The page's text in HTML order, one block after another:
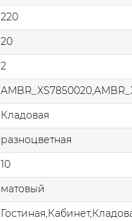
220
20
2
Кладовая
разноцветная
10
матовый